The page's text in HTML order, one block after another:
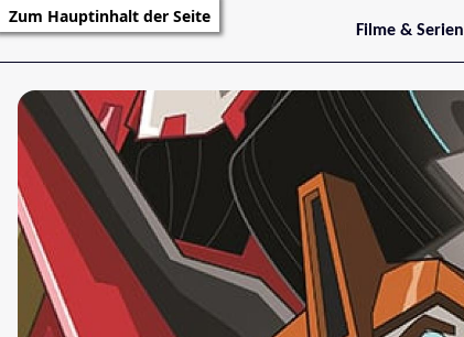
Zum Hauptinhalt der Seite
Filme & Serien
Trailer
Filmarchiv
Serienarchiv